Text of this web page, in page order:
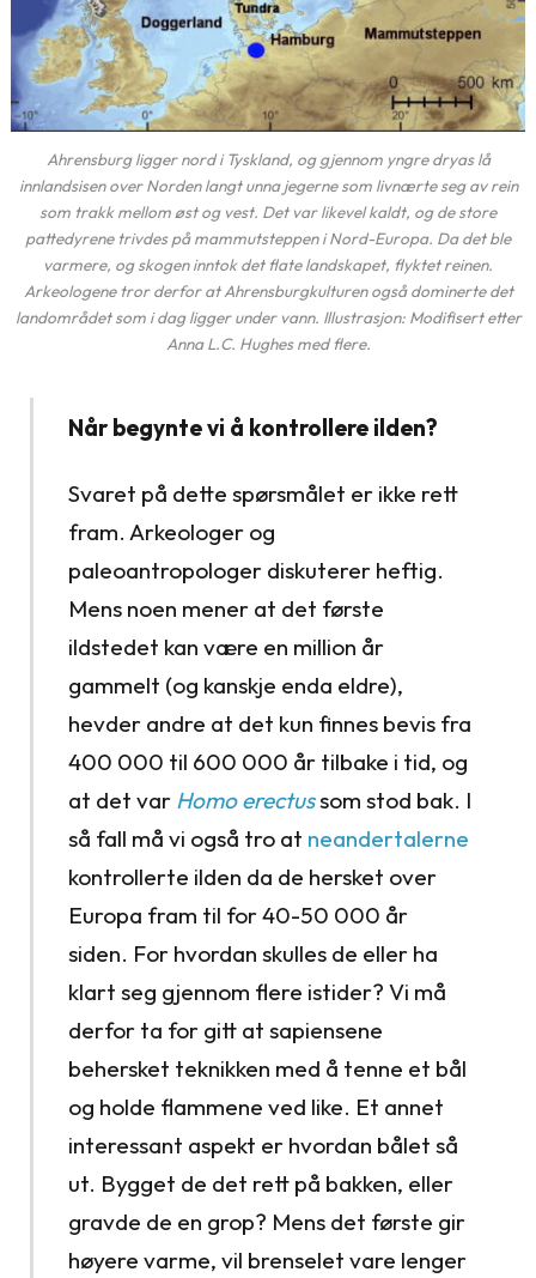
Ahrensburg ligger nord i Tyskland, og gjennom yngre dryas lå
innlandsisen over Norden langt unna jegerne som livnærte seg av rein
som trakk mellom øst og vest. Det var likevel kaldt, og de store
pattedyrene trivdes på mammutsteppen i Nord-Europa. Da det ble
varmere, og skogen inntok det flate landskapet, flyktet reinen.
Arkeologene tror derfor at Ahrensburgkulturen også dominerte det
landområdet som i dag ligger under vann. Illustrasjon: Modifisert etter
Anna L.C. Hughes med flere.
Når begynte vi å kontrollere ilden?
Svaret på dette spørsmålet er ikke rett
fram. Arkeologer og
paleoantropologer diskuterer heftig.
Mens noen mener at det første
ildstedet kan være en million år
gammelt (og kanskje enda eldre),
hevder andre at det kun finnes bevis fra
400 000 til 600 000 år tilbake i tid, og
at det var Homo erectussom stod bak. I
så fall må vi også tro at neandertalerne
kontrollerte ilden da de hersket over
Europa fram til for 40-50 000 år
siden. For hvordan skulles de eller ha
klart seg gjennom flere istider? Vi må
derfor ta for gitt at sapiensene
behersket teknikken med å tenne et bål
og holde flammene ved like. Et annet
interessant aspekt er hvordan bålet så
ut. Bygget de det rett på bakken, eller
gravde de en grop? Mens det første gir
høyere varme, vil brenselet vare lenger